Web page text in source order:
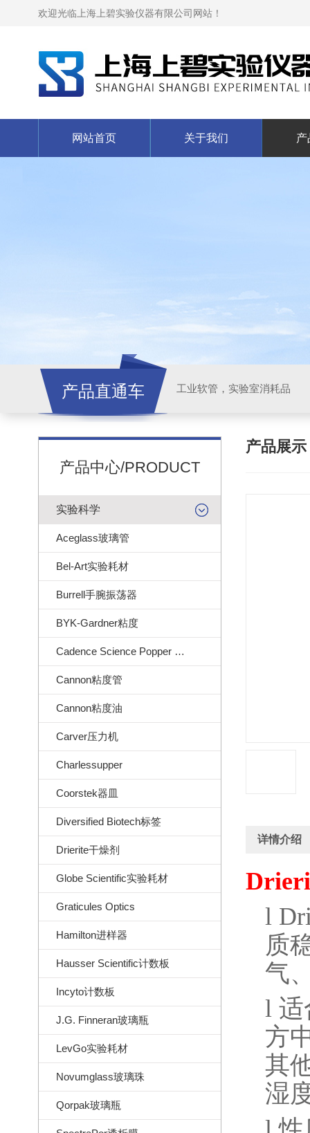
欢迎光临上海上碧实验仪器有限公司网站！
网站首页 关于我们 产
产品直通车 工业软管，实验室消耗品
产品中心/PRODUCT
实验科学
Aceglass玻璃管
Bel-Art实验耗材
Burrell手腕振荡器
BYK-Gardner粘度
Cadence Science Popper Sons
Cannon粘度管
Cannon粘度油
Carver压力机
Charlessupper
Coorstek器皿
Diversified Biotech标签
Drierite干燥剂
Globe Scientific实验耗材
Graticules Optics
Hamilton进样器
Hausser Scientific计数板
Incyto计数板
J.G. Finneran玻璃瓶
LevGo实验耗材
Novumglass玻璃珠
Qorpak玻璃瓶
产品展示
详情介绍
l
质
气
l 适
方
其
湿